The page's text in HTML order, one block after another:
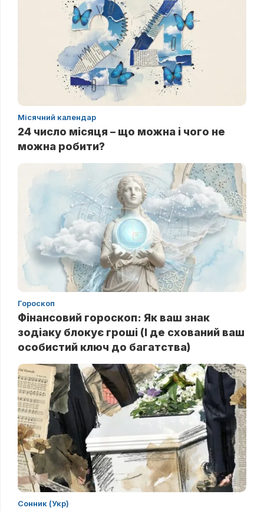
Місячний календар
24 число місяця – що можна і чого не
можна робити?
Гороскоп
Фінансовий гороскоп: Як ваш знак
зодіаку блокує гроші (І де схований ваш
особистий ключ до багатства)
Сонник (Укр)